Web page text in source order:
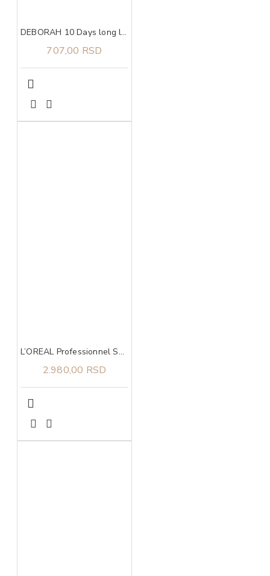
DEBORAH 10 Days long lak za nokte 882
707,00 RSD
L’OREAL Professionnel Serie Expert Metal Detox maska 250ml
2.980,00 RSD